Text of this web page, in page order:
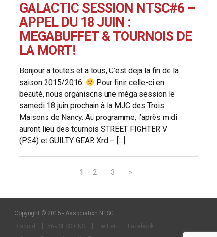
GALACTIC SESSION NTSC#6 –
APPEL DU 18 JUIN :
MEGABUFFET & TOURNOIS DE
LA MORT!
Bonjour à toutes et à tous, C’est déjà la fin de la
saison 2015/2016.
Pour finir celle-ci en
beauté, nous organisons une méga session le
samedi 18 juin prochain à la MJC des Trois
Maisons de Nancy. Au programme, l’après midi
auront lieu des tournois STREET FIGHTER V
(PS4) et GUILTY GEAR Xrd – […]
1 2 3 »
Copyright © 2015 - Association NTSC
Discord
56k SESSIONS Twitter
Facebook